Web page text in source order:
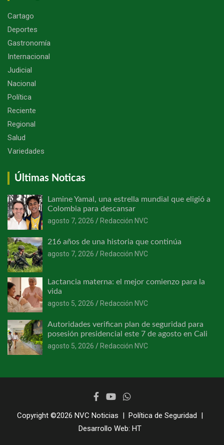
Cartago
Deportes
Gastronomía
Internacional
Judicial
Nacional
Política
Reciente
Regional
Salud
Variedades
Últimas Noticas
Lamine Yamal, una estrella mundial que eligió a
Colombia para descansar
agosto 7, 2026
Redacción NVC
216 años de una historia que continúa
agosto 7, 2026
Redacción NVC
Lactancia materna: el mejor comienzo para la
vida
agosto 5, 2026
Redacción NVC
Autoridades verifican plan de seguridad para
posesión presidencial este 7 de agosto en Cali
agosto 5, 2026
Redacción NVC
Copyright ©2026 NVC Noticias
Política de Seguridad
Desarrollo Web: HT